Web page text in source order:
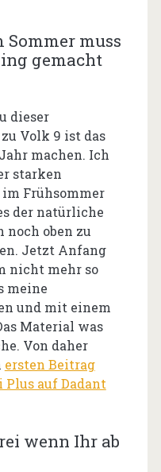
muss
gemacht
dieser
Volk 9 ist das
machen. Ich
starken
Frühsommer
der natürliche
oben zu
Jetzt Anfang
nicht mehr so
meine
und mit einem
Material was
Von daher
ersten Beitrag
auf Dadant
wenn Ihr ab